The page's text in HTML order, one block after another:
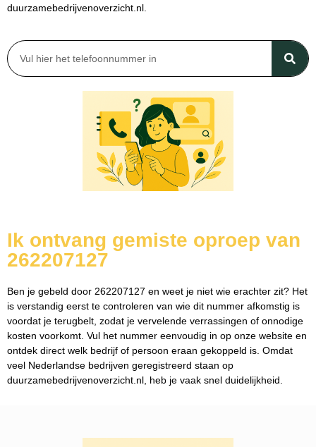
duurzamebedrijvenoverzicht.nl.
Ik ontvang gemiste oproep van
262207127
Ben je gebeld door 262207127 en weet je niet wie erachter zit? Het
is verstandig eerst te controleren van wie dit nummer afkomstig is
voordat je terugbelt, zodat je vervelende verrassingen of onnodige
kosten voorkomt. Vul het nummer eenvoudig in op onze website en
ontdek direct welk bedrijf of persoon eraan gekoppeld is. Omdat
veel Nederlandse bedrijven geregistreerd staan op
duurzamebedrijvenoverzicht.nl, heb je vaak snel duidelijkheid.